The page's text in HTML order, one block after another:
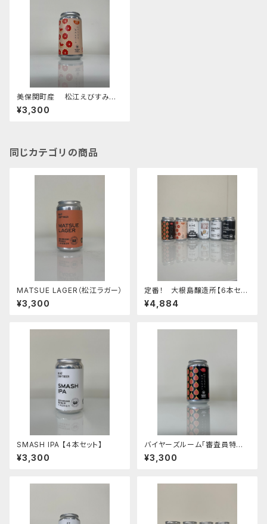
美保関町産 松江えびすみか
んエール【4本セット】
¥3,300
同じカテゴリの商品
MATSUE LAGER（松江ラガー）
¥3,300
定番！ 大根島醸造所【6本セッ
ト】
¥4,884
SMASH IPA 【４本セット】
¥3,300
バイヤーズルーム「審査員特別
賞」・JGBA「銅賞」島根町産 松
江いちじくヴァイツェン【4本セッ
¥3,300